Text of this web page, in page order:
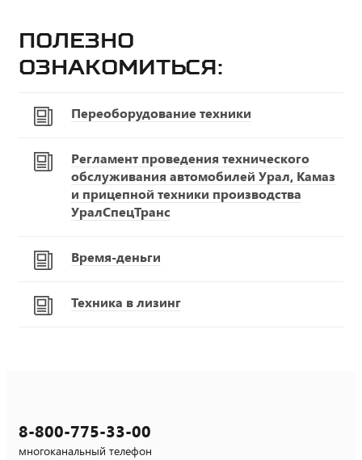
Полезно
ознакомиться:
Переоборудование техники
Регламент проведения технического
обслуживания автомобилей Урал, Камаз
и прицепной техники производства
УралСпецТранс
Время-деньги
Техника в лизинг
8-800-775-33-00
многоканальный телефон